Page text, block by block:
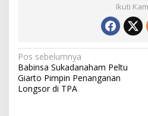
Ikuti
N
a
v
Pos sebelumnya
Babinsa Sukadanaham Peltu
Giarto Pimpin Penanganan
Longsor di TPA